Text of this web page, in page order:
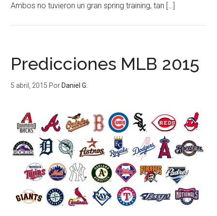
Ambos no tuvieron un gran spring training, tan […]
Predicciones MLB 2015
5 abril, 2015 PorDaniel G.